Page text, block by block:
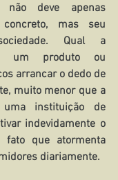
deve apenas
mas seu
Qual a
um produto ou
arrancar o dedo de
muito menor que a
instituição de
indevidamente o
fato que atormenta
diariamente.